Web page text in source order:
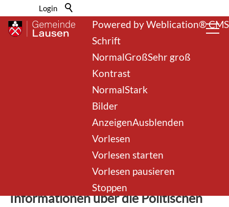
Powered by Weblication® CMS
Schrift
NormalGroßSehr groß
Kontrast
NormalStark
Bilder
AnzeigenAusblenden
Vorlesen
Vorlesen starten
Vorlesen pausieren
Stoppen
Login
Abstimmungen und
Informationen über die Politischen